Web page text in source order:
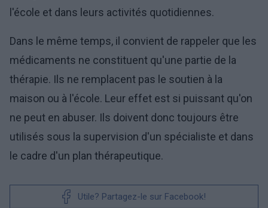
l'école et dans leurs activités quotidiennes.
Dans le même temps, il convient de rappeler que les
médicaments ne constituent qu'une partie de la
thérapie. Ils ne remplacent pas le soutien à la
maison ou à l'école. Leur effet est si puissant qu'on
ne peut en abuser. Ils doivent donc toujours être
utilisés sous la supervision d'un spécialiste et dans
le cadre d'un plan thérapeutique.
Utile? Partagez-le sur Facebook!